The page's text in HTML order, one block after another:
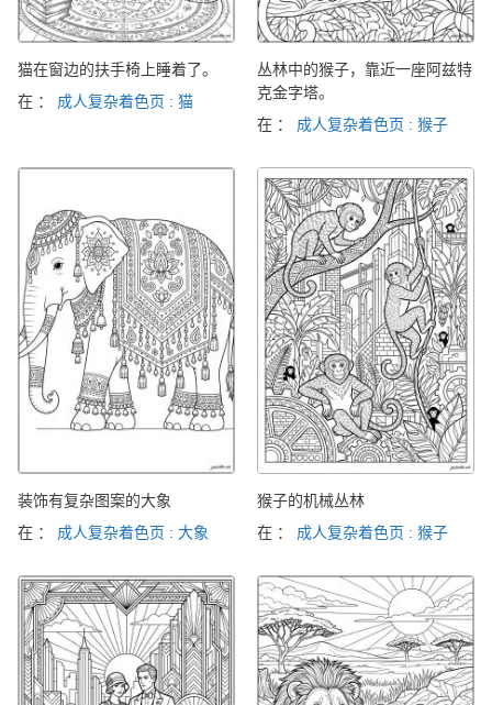
猫在窗边的扶手椅上睡着了。
在 ： 成人复杂着色页 : 猫
丛林中的猴子，靠近一座阿兹特
克金字塔。
在 ： 成人复杂着色页 : 猴子
装饰有复杂图案的大象
在 ： 成人复杂着色页 : 大象
猴子的机械丛林
在 ： 成人复杂着色页 : 猴子